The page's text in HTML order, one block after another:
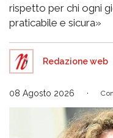
rispetto per chi ogni
praticabile e sicura»
Redazione web
08 Agosto 2026